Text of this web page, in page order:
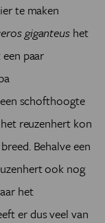
te maken
giganteushet
paar
schofthoogte
reuzenhert kon
Behalve een
ook nog
het
er dus veel van